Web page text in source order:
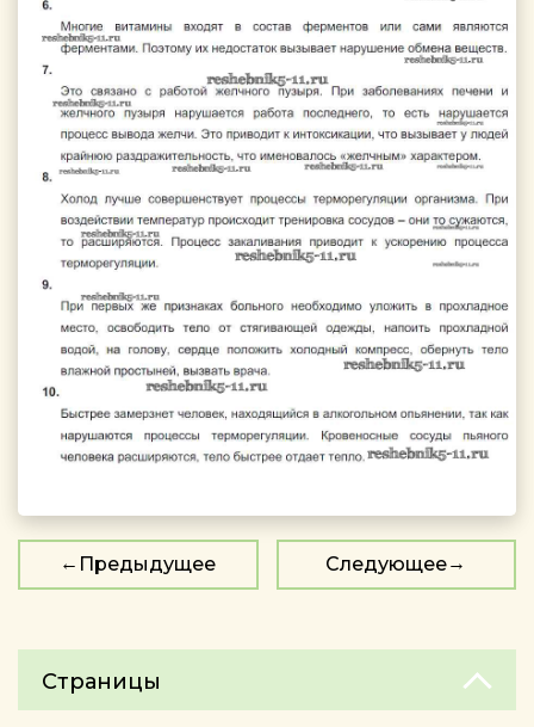
Предыдущее Следующее
Страницы